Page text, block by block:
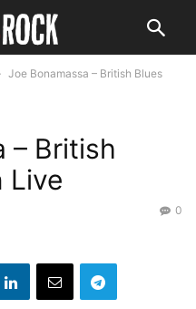
Joe Bonamassa – British Blues
– British
Live
0